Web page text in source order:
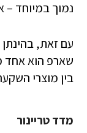
נמוך במיוחד –
עם זאת,
שארפ הוא אחד
בין מוצרי
מדד טריינור